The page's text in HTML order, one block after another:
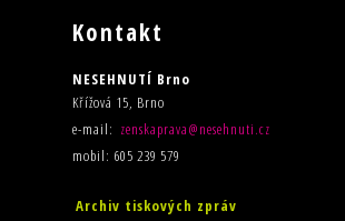
Kontakt
NESEHNUTÍ Brno
Křížová 15, Brno
e-mail: zenskaprava@nesehnuti.cz
mobil: 605 239 579
Archiv tiskových zpráv